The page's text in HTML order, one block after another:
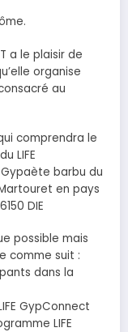
a le plaisir de
organise
au
comprendra le
LIFE
Gypaète barbu du
en pays
DIE
possible mais
comme suit :
dans la
GypConnect
LIFE